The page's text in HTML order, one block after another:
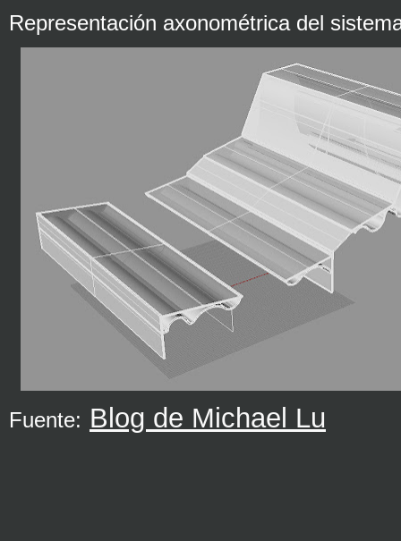
Representación axonométrica del
Fuente: Blog de Michael Lu